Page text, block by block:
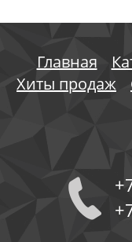
Главная
Хиты продаж